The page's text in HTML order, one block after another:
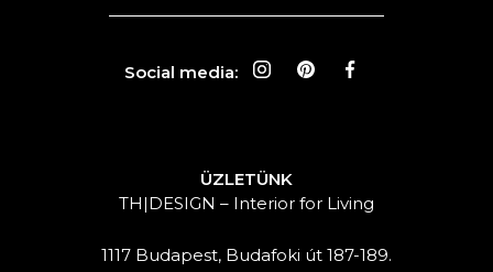
Social media:
ÜZLETÜNK
TH|DESIGN – Interior for Living
1117 Budapest, Budafoki út 187-189.